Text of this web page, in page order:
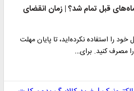
ماه‌های قبل تمام شد؟ | زمان انقضای
خود را استفاده نکرده‌اید، تا پایان مهلت
مصرف کنید. برای…